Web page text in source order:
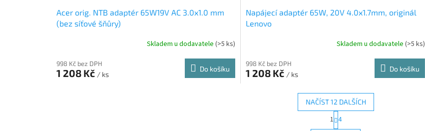
Acer orig. NTB adaptér 65W19V AC 3.0x1.0 mm
(bez síťové šňůry)
Skladem u dodavatele(>5 ks)
998 Kč bez DPH
1 208 Kč / ks
Do košíku
Napájecí adaptér 65W, 20V 4.0x1.7mm, originál
Lenovo
Skladem u dodavatele (>5 ks)
998 Kč bez DPH
1 208 Kč / ks
Do košíku
O
NAČÍST 12 DALŠÍCH
S
t
1 4